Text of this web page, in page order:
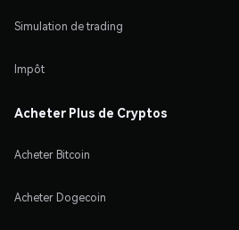
Simulation de trading
Impôt
Acheter Plus de Cryptos
Acheter Bitcoin
Acheter Dogecoin